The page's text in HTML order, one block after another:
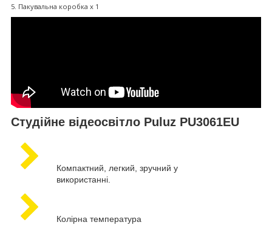
5. Пакувальна коробка x 1
Студійне відеосвітло Puluz PU3061EU
Компактний, легкий, зручний у
використанні.
Колірна температура